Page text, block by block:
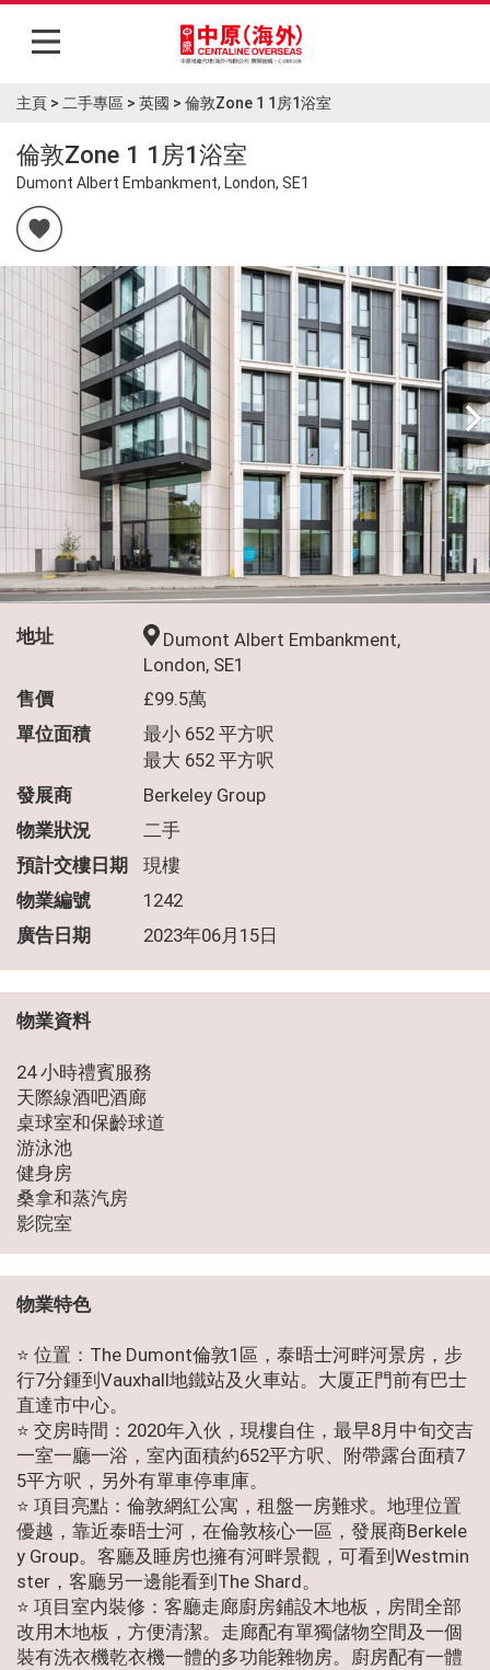
筍盤Blog
焦點樓盤
大灣區專區
二手專區
展銷活動
移民服務
我的心水
關於我們
業主委託及發展商合作
本網頁所提供資料僅作參考用途。若因錯
(海外)概不負責。
使用條款 私隱政策聲明
© 2026 中原地產(海外)代理有限公司
Centaline Overseas Limited 版權所有
如有任何問題，可查詢：
852-2810 1515
主頁 > 二手專區 > 英國 > 倫敦Zone 1 1房1浴室
倫敦Zone 1 1房1浴室
Dumont Albert Embankment, London, SE1
地址
Dumont Albert Embankment,
London, SE1
售價
£99.5萬
單位面積
最小 652 平方呎
最大 652 平方呎
發展商
Berkeley Group
物業狀況
二手
預計交樓日期
現樓
物業編號
1242
廣告日期
2023年06月15日
物業資料
24 小時禮賓服務
天際線酒吧酒廊
桌球室和保齡球道
游泳池
健身房
桑拿和蒸汽房
物業特色
⭐ 位置：The Dumont倫敦1區，泰晤士河畔河景房，步
行7分鍾到Vauxhall地鐵站及火車站。大厦正門前有巴士
直達市中心。
⭐ 交房時間：2020年入伙，現樓自住，最早8月中旬交吉
一室一廳一浴，室內面積約652平方呎、附帶露台面積7
5平方呎，另外有單車停車庫。
⭐ 項目亮點：倫敦網紅公寓，租盤一房難求。地理位置
優越，靠近泰晤士河，在倫敦核心一區，發展商Berkele
y Group。客廳及睡房也擁有河畔景觀，可看到Westmin
ster，客廳另一邊能看到The Shard。
⭐ 項目室内裝修：客廳走廊廚房鋪設木地板，房間全部
改用木地板，方便清潔。走廊配有單獨儲物空間及一個
裝有洗衣機乾衣機一體的多功能雜物房。廚房配有一體